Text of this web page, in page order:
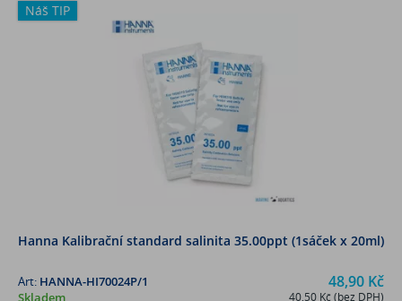
Náš TIP
Hanna Kalibrační standard salinita 35.00ppt (1sáček x 20ml)
48,90 Kč
40,50 Kč (bez DPH)
Art: HANNA-HI70024P/1
Skladem